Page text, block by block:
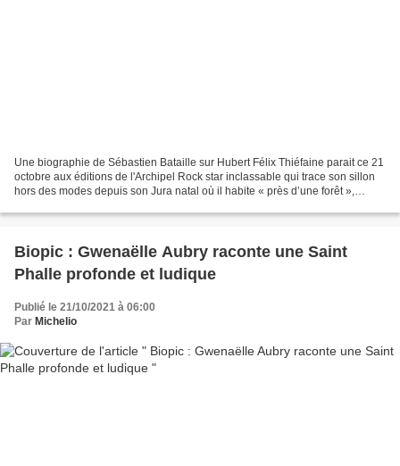
Une biographie de Sébastien Bataille sur Hubert Félix Thiéfaine parait ce 21
octobre aux éditions de l'Archipel Rock star inclassable qui trace son sillon
hors des modes depuis son Jura natal où il habite « près d’une forêt »,
Biopic : Gwenaëlle Aubry raconte une Saint
Phalle profonde et ludique
Publié le 21/10/2021 à 06:00
Par Michelio